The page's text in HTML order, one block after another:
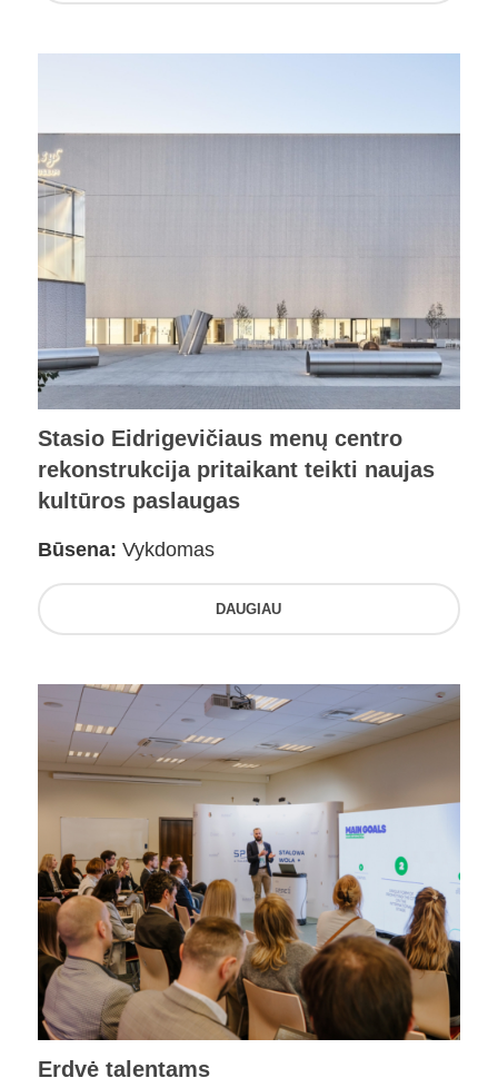
Stasio Eidrigevičiaus menų centro
rekonstrukcija pritaikant teikti naujas
kultūros paslaugas
Būsena: Vykdomas
DAUGIAU
Erdvė talentams